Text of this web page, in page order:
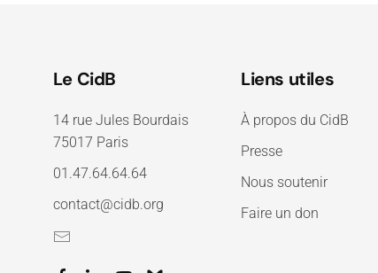
Le CidB
14 rue Jules Bourdais
75017 Paris
01.47.64.64.64
contact@cidb.org
Liens utiles
À propos du CidB
Presse
Nous soutenir
Faire un don